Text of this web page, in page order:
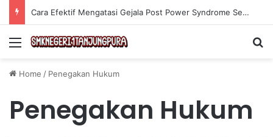
Cara Efektif Mengatasi Gejala Post Power Syndrome Setelah Pensiun Kerja
Menu
Home / Penegakan Hukum
Penegakan Hukum